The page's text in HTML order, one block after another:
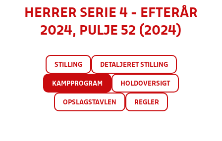
HERRER SERIE 4 - EFTERÅR
2024, PULJE 52 (2024)
STILLING DETALJERET STILLING
KAMPPROGRAM HOLDOVERSIGT
OPSLAGSTAVLEN REGLER